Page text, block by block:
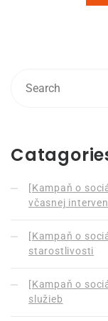
[Kampaň o
včasnej
[Kampaň o
starostlivosti
[Kampaň o
služieb